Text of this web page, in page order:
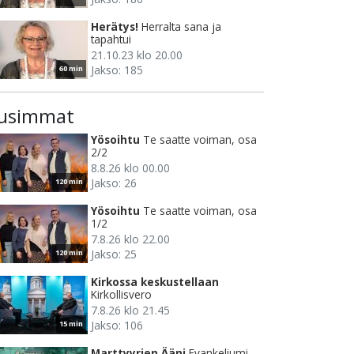
60 min
Herätys! Herralta sana ja
tapahtui
21.10.23 klo 20.00
Jakso: 185
120 min
Yösoihtu Te saatte voiman, osa
2/2
8.8.26 klo 00.00
Jakso: 26
120 min
Yösoihtu Te saatte voiman, osa
1/2
7.8.26 klo 22.00
Jakso: 25
15 min
Kirkossa keskustellaan
Kirkollisvero
7.8.26 klo 21.45
Jakso: 106